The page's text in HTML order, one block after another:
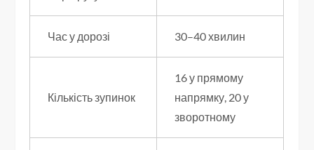
Час у дорозі 30–40 хвилин
Кількість зупинок
16 у прямому
напрямку, 20 у
зворотному